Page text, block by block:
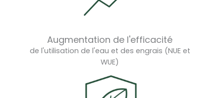
Augmentation de l'efficacité
de l'utilisation de l'eau et des engrais (NUE et
WUE)